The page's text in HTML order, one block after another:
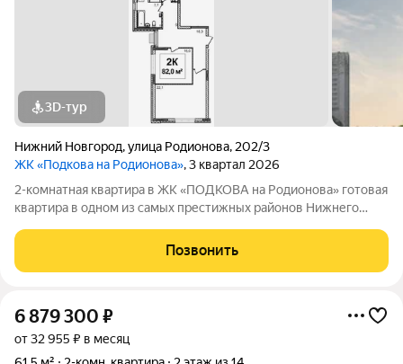
3D-тур
Нижний Новгород,улица Родионова, 202/3
ЖК «Подкова на Родионова», 3 квартал 2026
2-комнатная квартира в ЖК «ПОДКОВА на Родионова» готовая
квартира в одном из самых престижных районов Нижнего
после покупки, не ожидая окончания строительства? Обратите
внимание на ЖК
Позвонить
6 879 300 ₽
от 32 955 ₽ в месяц